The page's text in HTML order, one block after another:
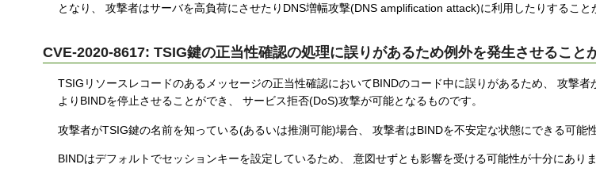
となり、 攻撃者はサーバを高負荷にさせたりDNS増幅攻撃(DNS amplification attack)に利用したりすること
CVE-2020-8617: TSIG鍵の正当性確認の処理に誤りがあるため例外を発生させること
TSIGリソースレコードのあるメッセージの正当性確認においてBINDのコード中に誤りがあるため、 攻撃
よりBINDを停止させることができ、 サービス拒否(DoS)攻撃が可能となるものです。
攻撃者がTSIG鍵の名前を知っている(あるいは推測可能)場合、 攻撃者はBINDを不安定な状態にできる可能性
BINDはデフォルトでセッションキーを設定しているため、 意図せずとも影響を受ける可能性が十分にありま